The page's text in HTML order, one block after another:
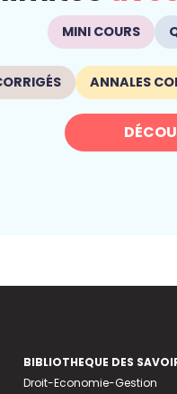
MINI COURS
ANNALES
BIBLIOTHEQUE DES
Droit-Economie-Gestion